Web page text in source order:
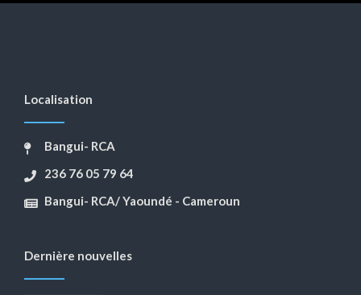
Localisation
Bangui- RCA
236 76 05 79 64
Bangui- RCA/ Yaoundé - Cameroun
Dernière nouvelles